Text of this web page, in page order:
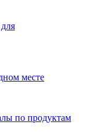
месте
по продуктам